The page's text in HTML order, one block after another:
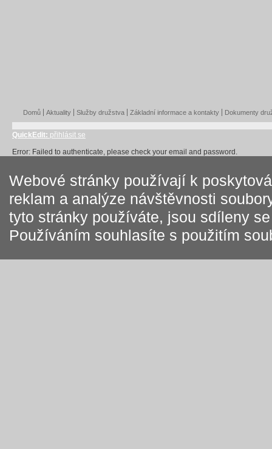
Domů Aktuality Služby družstva Základní informace a kontakty Dokumenty
QuickEdit: přihlásit se
Error: Failed to authenticate, please check your email and password.
Webové stránky používají k
reklam a analýze návštěvnosti
tyto stránky používáte, jsou sdíleny
Používáním souhlasíte s použitím